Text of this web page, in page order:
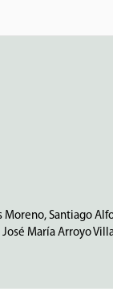
Moreno, Santiago
María Arroyo